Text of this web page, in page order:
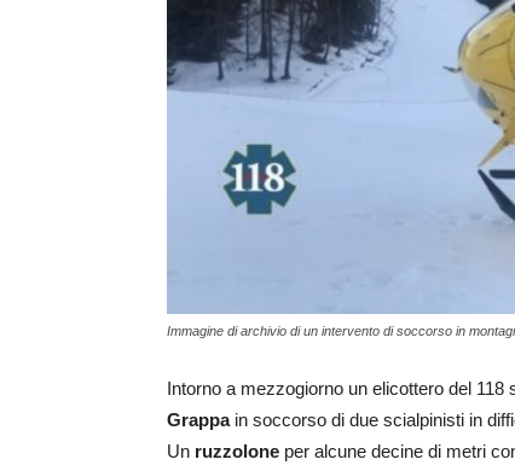
Immagine di archivio di un intervento di soccorso in
Intorno a mezzogiorno un elicottero del 118
Grappain soccorso di due scialpinisti in
Un ruzzolone per alcune decine di metri